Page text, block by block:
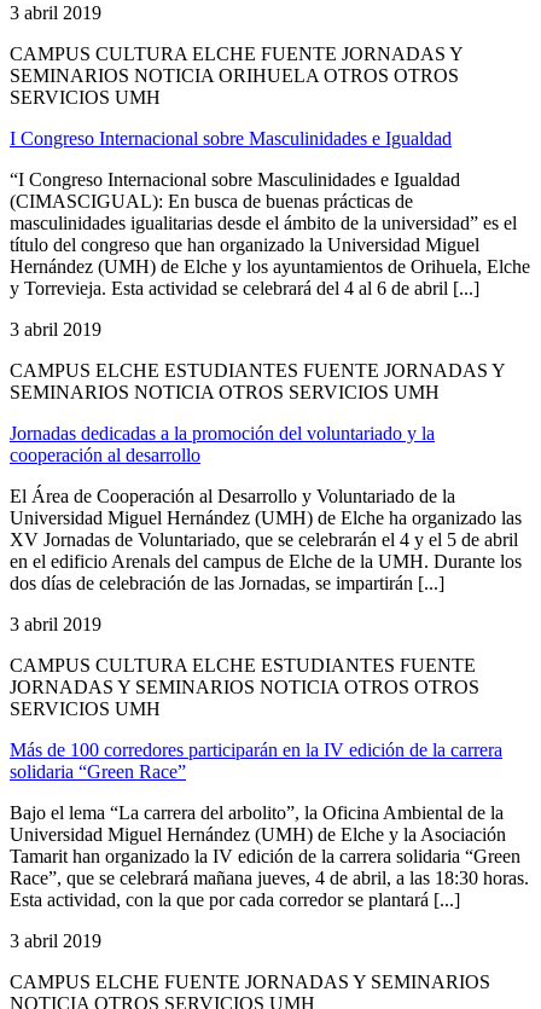
3 abril 2019
CAMPUS CULTURA ELCHE FUENTE JORNADAS Y
SEMINARIOS NOTICIA ORIHUELA OTROS OTROS
SERVICIOS UMH
I Congreso Internacional sobre Masculinidades e Igualdad
“I Congreso Internacional sobre Masculinidades e Igualdad
(CIMASCIGUAL): En busca de buenas prácticas de
masculinidades igualitarias desde el ámbito de la universidad” es el
título del congreso que han organizado la Universidad Miguel
Hernández (UMH) de Elche y los ayuntamientos de Orihuela, Elche
y Torrevieja. Esta actividad se celebrará del 4 al 6 de abril [...]
3 abril 2019
CAMPUS ELCHE ESTUDIANTES FUENTE JORNADAS Y
SEMINARIOS NOTICIA OTROS SERVICIOS UMH
Jornadas dedicadas a la promoción del voluntariado y la
cooperación al desarrollo
El Área de Cooperación al Desarrollo y Voluntariado de la
Universidad Miguel Hernández (UMH) de Elche ha organizado las
XV Jornadas de Voluntariado, que se celebrarán el 4 y el 5 de abril
en el edificio Arenals del campus de Elche de la UMH. Durante los
dos días de celebración de las Jornadas, se impartirán [...]
3 abril 2019
CAMPUS CULTURA ELCHE ESTUDIANTES FUENTE
JORNADAS Y SEMINARIOS NOTICIA OTROS OTROS
SERVICIOS UMH
Más de 100 corredores participarán en la IV edición de la carrera
solidaria “Green Race”
Bajo el lema “La carrera del arbolito”, la Oficina Ambiental de la
Universidad Miguel Hernández (UMH) de Elche y la Asociación
Tamarit han organizado la IV edición de la carrera solidaria “Green
Race”, que se celebrará mañana jueves, 4 de abril, a las 18:30 horas.
Esta actividad, con la que por cada corredor se plantará [...]
3 abril 2019
CAMPUS ELCHE FUENTE JORNADAS Y SEMINARIOS
NOTICIA OTROS SERVICIOS UMH